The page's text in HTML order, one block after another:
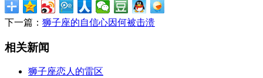
下一篇： 狮子座的自信心因何被击溃
相关新闻
狮子座恋人的雷区